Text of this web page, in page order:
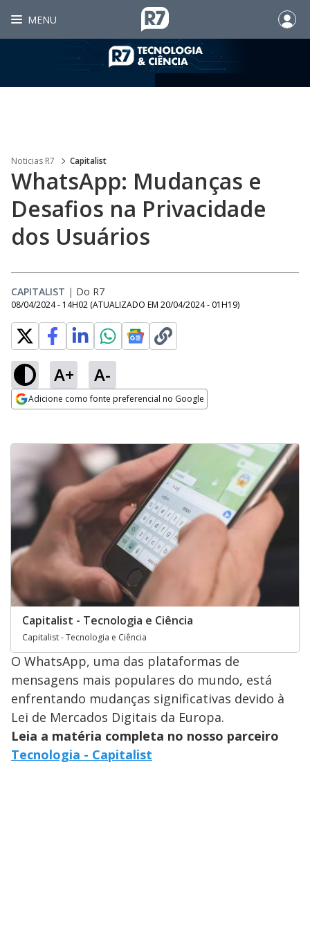
MENU
Noticias R7 Capitalist
WhatsApp: Mudanças e
Desafios na Privacidade
dos Usuários
CAPITALIST | Do R7
08/04/2024 - 14H02 (ATUALIZADO EM 20/04/2024 - 01H19)
A+ A-
Adicione como fonte preferencial no Google
Capitalist - Tecnologia e Ciência
Capitalist - Tecnologia e Ciência
O WhatsApp, uma das plataformas de
mensagens mais populares do mundo, está
enfrentando mudanças significativas devido à
Lei de Mercados Digitais da Europa.
Leia a matéria completa no nosso parceiro
Tecnologia - Capitalist